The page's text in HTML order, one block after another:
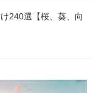
240選【桜、葵、向